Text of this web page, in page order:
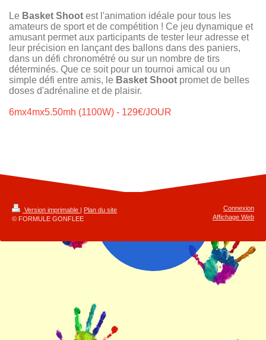
Le Basket Shoot est l'animation idéale pour tous les
amateurs de sport et de compétition ! Ce jeu dynamique et
amusant permet aux participants de tester leur adresse et
leur précision en lançant des ballons dans des paniers,
dans un défi chronométré ou sur un nombre de tirs
déterminés. Que ce soit pour un tournoi amical ou un
simple défi entre amis, le Basket Shoot promet de belles
doses d'adrénaline et de plaisir.
6mx4mx5.50mh (1100W) - 129€/JOUR
Version imprimable | Plan du site
© FORMULE GONFLEE
Connexion
Affichage Web